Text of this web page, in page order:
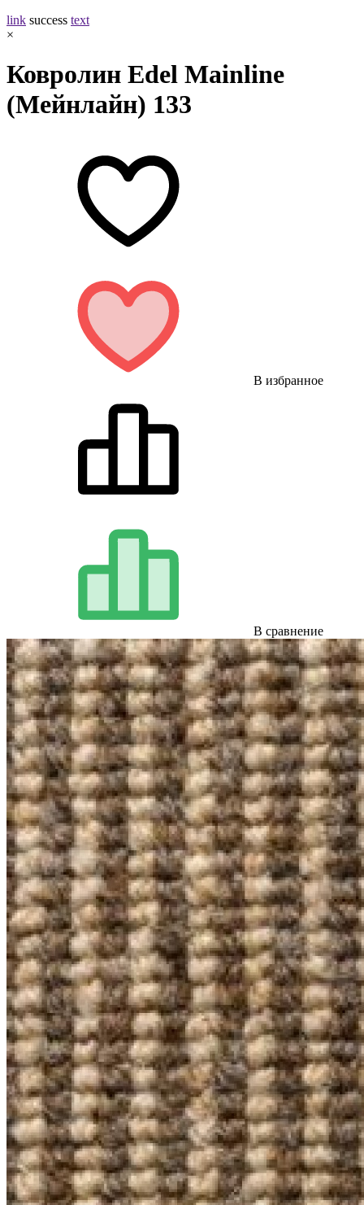
link success text
×
Ковролин Edel Mainline
(Мейнлайн) 133
В избранное
В сравнение